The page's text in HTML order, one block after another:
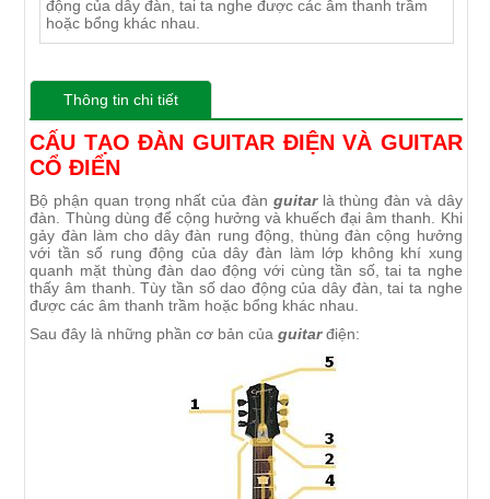
động của dây đàn, tai ta nghe được các âm thanh trầm
hoặc bổng khác nhau.
Thông tin chi tiết
CẤU TẠO ĐÀN GUITAR ĐIỆN VÀ GUITAR
CỔ ĐIỂN
Bộ phận quan trọng nhất của đàn guitarlà thùng đàn và dây
đàn. Thùng dùng để cộng hưởng và khuếch đại âm thanh. Khi
gảy đàn làm cho dây đàn rung động, thùng đàn cộng hưởng
với tần số rung động của dây đàn làm lớp không khí xung
quanh mặt thùng đàn dao động với cùng tần số, tai ta nghe
thấy âm thanh. Tùy tần số dao động của dây đàn, tai ta nghe
được các âm thanh trầm hoặc bổng khác nhau.
Sau đây là những phần cơ bản củaguitarđiện: